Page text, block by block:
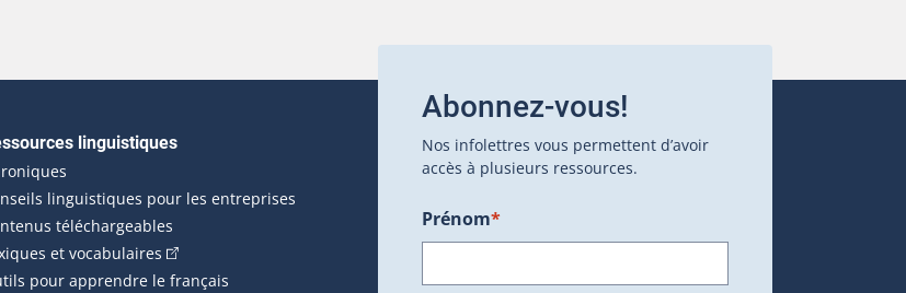
s'ouvrira dans une nouvelle fenêtre.)
linguistiques
linguistiques pour les entreprises
téléchargeables
et vocabulaires (Cet hyperlien externe s'ouvrira dans une nouvelle fenêtre.)
pour apprendre le français
Abonnez-vous!
Nos infolettres vous permettent d’avoir
accès à plusieurs ressources.
Prénom*